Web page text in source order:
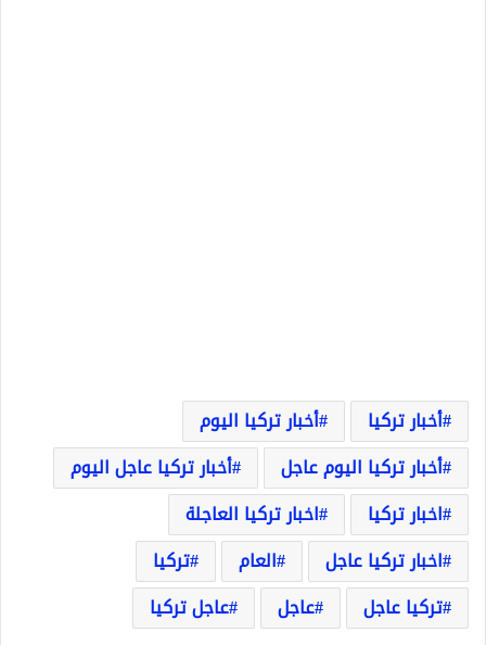
أخبار تركيا
أخبار تركيا اليوم
أخبار تركيا اليوم عاجل
أخبار تركيا عاجل اليوم
اخبار تركيا
اخبار تركيا العاجلة
اخبار تركيا عاجل
العام
تركيا
تركيا عاجل
عاجل عاجل تركيا